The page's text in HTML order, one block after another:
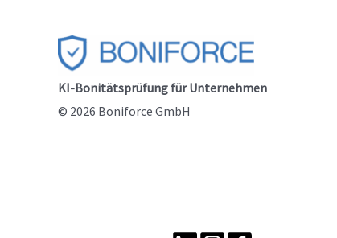
KI-Bonitätsprüfung für Unternehmen
© 2026 Boniforce GmbH